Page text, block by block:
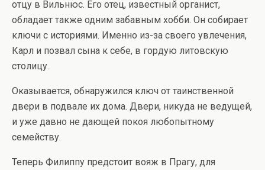
отцу в Вильнюс. Его отец, известный органист,
обладает также одним забавным хобби. Он собирает
ключи с историями. Именно из-за своего увлечения,
Карл и позвал сына к себе, в гордую литовскую
столицу.
Оказывается, обнаружился ключ от таинственной
двери в подвале их дома. Двери, никуда не ведущей,
и уже давно не дающей покоя любопытному
семейству.
Теперь Филиппу предстоит вояж в Прагу, для